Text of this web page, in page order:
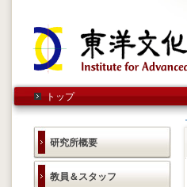
トップ
研究所概要
教員＆スタッフ